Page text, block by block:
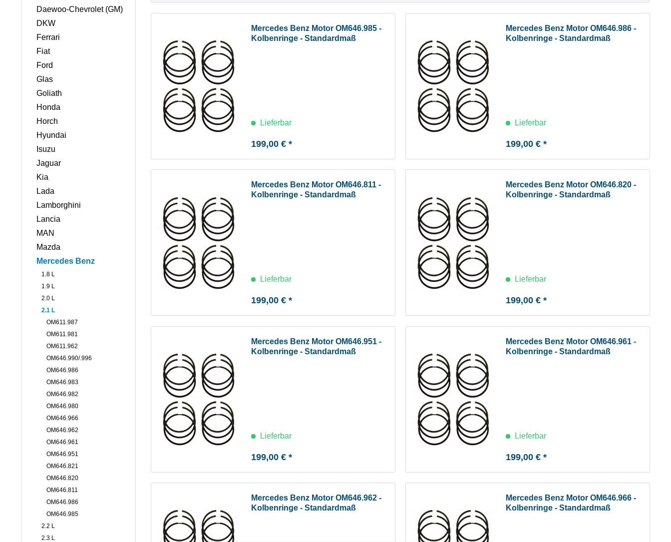
Daewoo-Chevrolet (GM)
DKW
Ferrari
Fiat
Ford
Glas
Goliath
Honda
Horch
Hyundai
Isuzu
Jaguar
Kia
Lada
Lamborghini
Lancia
MAN
Mazda
Mercedes Benz
1.8 L
1.9 L
2.0 L
2.1 L
OM611.987
OM611.981
OM611.962
OM646.990/.996
OM646.986
OM646.983
OM646.982
OM646.980
OM646.966
OM646.962
OM646.961
OM646.951
OM646.821
OM646.820
OM646.811
OM646.986
OM646.985
2.2 L
2.3 L
Mercedes Benz Motor OM646.985 -
Kolbenringe - Standardmaß
Lieferbar
199,00 € *
Mercedes Benz Motor OM646.986 -
Kolbenringe - Standardmaß
Lieferbar
199,00 € *
Mercedes Benz Motor OM646.811 -
Kolbenringe - Standardmaß
Lieferbar
199,00 € *
Mercedes Benz Motor OM646.820 -
Kolbenringe - Standardmaß
Lieferbar
199,00 € *
Mercedes Benz Motor OM646.951 -
Kolbenringe - Standardmaß
Lieferbar
199,00 € *
Mercedes Benz Motor OM646.961 -
Kolbenringe - Standardmaß
Lieferbar
199,00 € *
Mercedes Benz Motor OM646.962 -
Kolbenringe - Standardmaß
Mercedes Benz Motor OM646.966 -
Kolbenringe - Standardmaß